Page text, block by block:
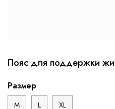
Пояс для поддержки
Размер
M L XL